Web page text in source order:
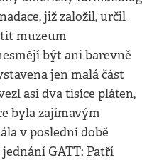
již založil, určil
muzeum
být ani barevně
jen malá část
asi dva tisíce pláten,
byla zajímavým
v poslední době
GATT: Patří